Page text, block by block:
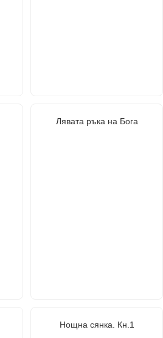
Лявата ръка на Бога
Нощна сянка. Кн.1